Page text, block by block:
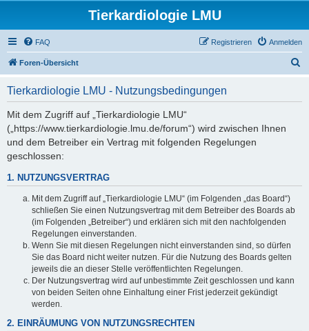
Tierkardiologie LMU
FAQ Anmelden
Registrieren
Foren-Übersicht
Tierkardiologie LMU - Nutzungsbedingungen
Mit dem Zugriff auf „Tierkardiologie LMU“
(„https://www.tierkardiologie.lmu.de/forum“) wird zwischen Ihnen
und dem Betreiber ein Vertrag mit folgenden Regelungen
geschlossen:
1. NUTZUNGSVERTRAG
Mit dem Zugriff auf „Tierkardiologie LMU“ (im Folgenden „das Board“)
schließen Sie einen Nutzungsvertrag mit dem Betreiber des Boards ab
(im Folgenden „Betreiber“) und erklären sich mit den nachfolgenden
Regelungen einverstanden.
Wenn Sie mit diesen Regelungen nicht einverstanden sind, so dürfen
Sie das Board nicht weiter nutzen. Für die Nutzung des Boards gelten
jeweils die an dieser Stelle veröffentlichten Regelungen.
Der Nutzungsvertrag wird auf unbestimmte Zeit geschlossen und kann
von beiden Seiten ohne Einhaltung einer Frist jederzeit gekündigt
werden.
2. EINRÄUMUNG VON NUTZUNGSRECHTEN